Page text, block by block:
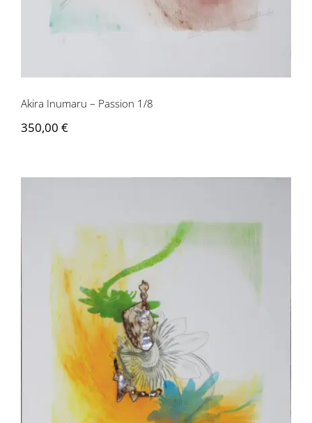
Akira Inumaru – Passion 1/8
350,00 €
Akira Inumaru – Passion 2/8